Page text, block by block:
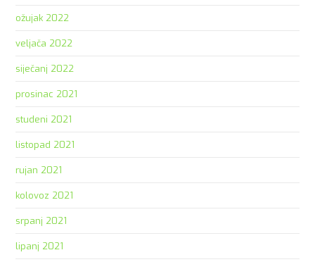
ožujak 2022
veljača 2022
siječanj 2022
prosinac 2021
studeni 2021
listopad 2021
rujan 2021
kolovoz 2021
srpanj 2021
lipanj 2021